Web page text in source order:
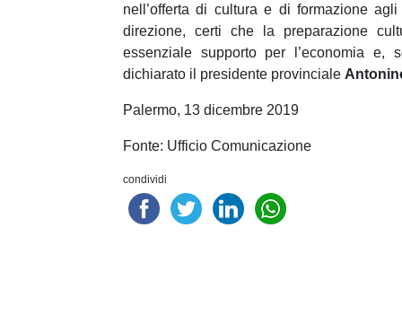
nell’offerta di cultura e di formazione
direzione, certi che la preparazione
essenziale supporto per l’economia e,
dichiarato il presidente provinciale
Palermo, 13 dicembre 2019
Fonte: Ufficio Comunicazione
condividi